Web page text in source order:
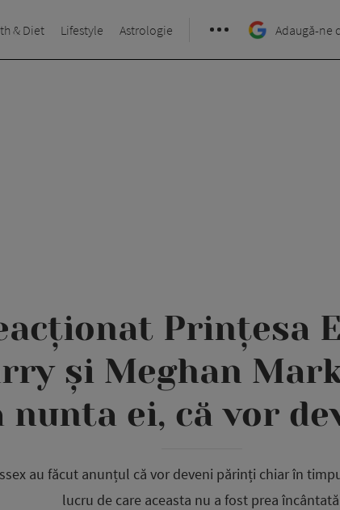
& Diet Lifestyle Astrologie Adaugă-ne
Prințesa
și Meghan
nunta ei, că vor
au făcut anunțul că vor deveni părinți chiar în
lucru de care aceasta nu a fost prea